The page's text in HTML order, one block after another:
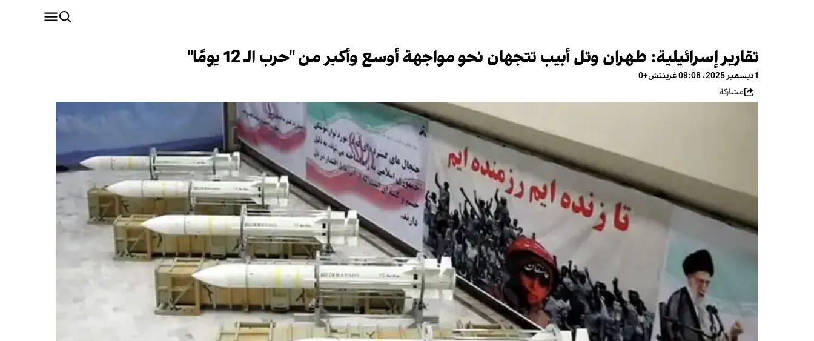
تقارير إسرائيلية: طهران وتل أبيب تتجهان نحو مواجهة أوسع وأكبر من "حرب الـ 12 يومًا"
1 ديسمبر 2025، 09:08 غرينتش+0
مشاركة